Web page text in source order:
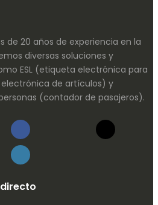
de 20 años de experiencia en la
diversas soluciones y
ESL (etiqueta electrónica para
electrónica de artículos) y
(contador de pasajeros).